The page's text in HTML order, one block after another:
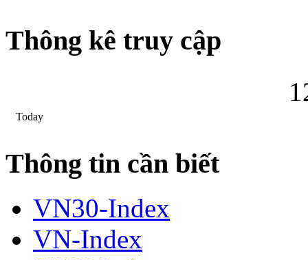
Thông kê truy cập
1
Today
Thông tin cần biết
VN30-Index
VN-Index